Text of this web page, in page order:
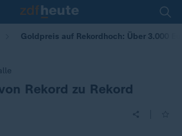
Goldpreis auf Rekordhoch: Über 3.000
Rekord zu Rekord